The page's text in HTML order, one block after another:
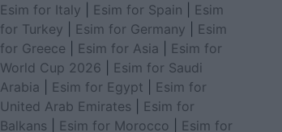
Esim for Italy
Esim for Spain
Esim
for Turkey
Esim for Germany
Esim
for Greece
Esim for Asia
Esim for
World Cup 2026
Esim for Saudi
Arabia
Esim for Egypt
Esim for
United Arab Emirates
Esim for
Balkans
Esim for Morocco
Esim for